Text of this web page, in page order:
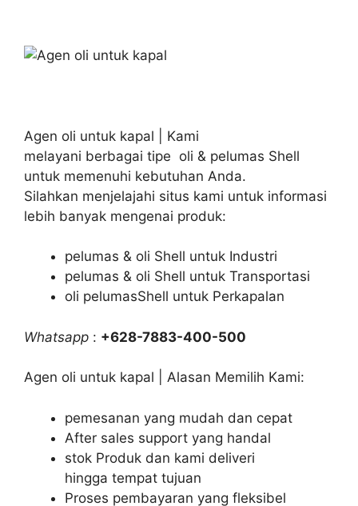
Agen oli untuk kapal | Kami
melayani berbagai tipe oli & pelumas Shell
untuk memenuhi kebutuhan Anda.
Silahkan menjelajahi situs kami untuk informasi
lebih banyak mengenai produk:
pelumas & oli Shell untuk Industri
pelumas & oli Shell untuk Transportasi
oli pelumasShell untuk Perkapalan
Whatsapp : +628-7883-400-500
Agen oli untuk kapal | Alasan Memilih Kami:
pemesanan yang mudah dan cepat
After sales support yang handal
stok Produk dan kami deliveri
hingga tempat tujuan
Proses pembayaran yang fleksibel